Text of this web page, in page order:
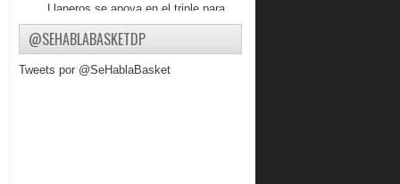
Llaneros se apoya en el triple para
vencer a Diablos
Gladiadores se impone a Cangrejeros
@SEHABLABASKETDP
Tweets por @SeHablaBasket